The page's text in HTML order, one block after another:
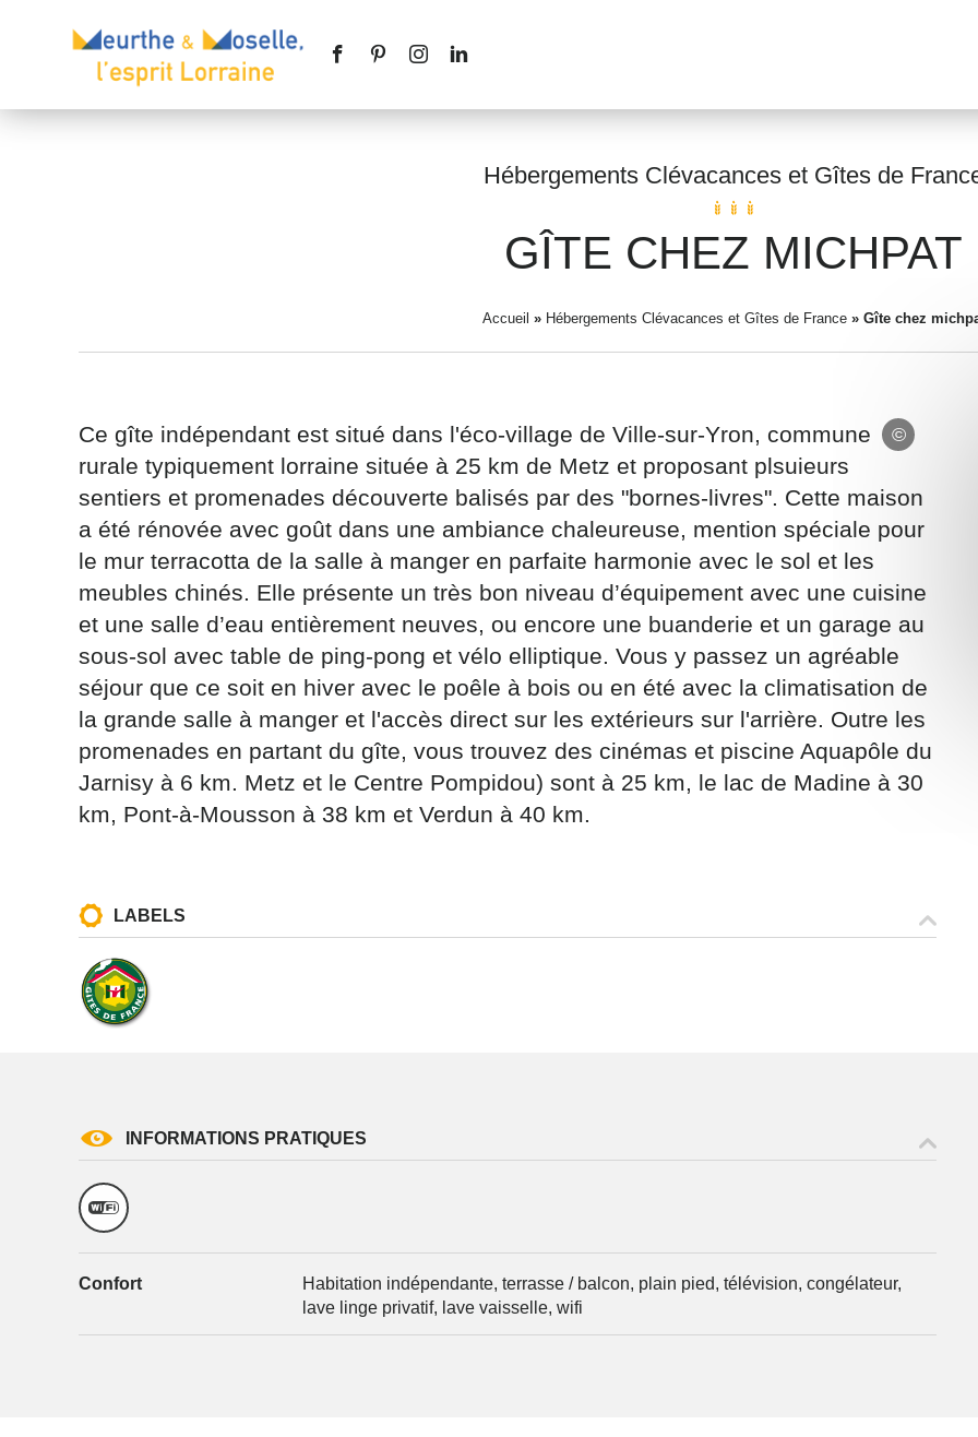
Hébergements Clévacances et Gîtes de
GÎTE CHEZ MICHPAT
Accueil » Hébergements Clévacances et Gîtes de France» Gîte chez
Ce gîte indépendant est situé dans l'éco-village de Ville-sur-Yron, commune
rurale typiquement lorraine située à 25 km de Metz et proposant plsuieurs
sentiers et promenades découverte balisés par des "bornes-livres". Cette maison
a été rénovée avec goût dans une ambiance chaleureuse, mention spéciale pour
le mur terracotta de la salle à manger en parfaite harmonie avec le sol et les
meubles chinés. Elle présente un très bon niveau d’équipement avec une cuisine
et une salle d’eau entièrement neuves, ou encore une buanderie et un garage au
sous-sol avec table de ping-pong et vélo elliptique. Vous y passez un agréable
séjour que ce soit en hiver avec le poêle à bois ou en été avec la climatisation de
la grande salle à manger et l'accès direct sur les extérieurs sur l'arrière. Outre les
promenades en partant du gîte, vous trouvez des cinémas et piscine Aquapôle du
Jarnisy à 6 km. Metz et le Centre Pompidou) sont à 25 km, le lac de Madine à 30
km, Pont-à-Mousson à 38 km et Verdun à 40 km.
LABELS
INFORMATIONS PRATIQUES
Confort
Habitation indépendante, terrasse / balcon, plain pied, télévision, congélateur,
lave linge privatif, lave vaisselle, wifi
Prénom
Message*
Les informations recueillies à partir de ce formulaire sont nécessaires au traitement de
(sauf mention contraire). Vous disposez d’un droit d’accès, de rectification et d’opposition
vous concernant, que vous pouvez exercer en adressant une demande par courriel à
tourisme@departement54.fr ou par courrier signé accompagné de la copie d’un titre
l’adresse suivante : Meurthe & Moselle Tourisme - 48 esplanade Jacques-Baudot CO
NANCY cedex
reCAPTCHA